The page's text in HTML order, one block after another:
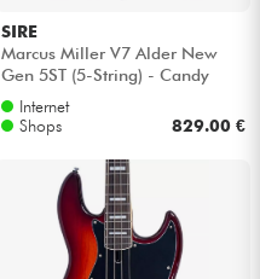
SIRE
Marcus Miller V7 Alder New
Gen 5ST (5-String) - Candy
apple red
Internet
Shops
829.00 €